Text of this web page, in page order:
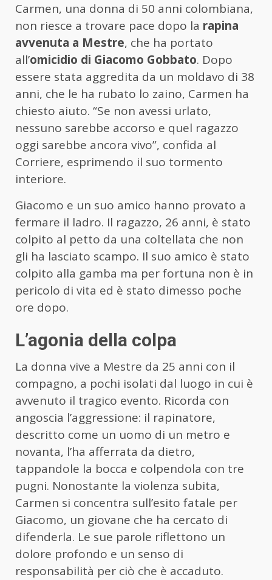
Carmen, una donna di 50 anni colombiana,
non riesce a trovare pace dopo la rapina
avvenuta a Mestre, che ha portato
all’omicidio di Giacomo Gobbato. Dopo
essere stata aggredita da un moldavo di 38
anni, che le ha rubato lo zaino, Carmen ha
chiesto aiuto. “Se non avessi urlato,
nessuno sarebbe accorso e quel ragazzo
oggi sarebbe ancora vivo”, confida al
Corriere, esprimendo il suo tormento
interiore.
Giacomo e un suo amico hanno provato a
fermare il ladro. Il ragazzo, 26 anni, è stato
colpito al petto da una coltellata che non
gli ha lasciato scampo. Il suo amico è stato
colpito alla gamba ma per fortuna non è in
pericolo di vita ed è stato dimesso poche
ore dopo.
L’agonia della colpa
La donna vive a Mestre da 25 anni con il
compagno, a pochi isolati dal luogo in cui è
avvenuto il tragico evento. Ricorda con
angoscia l’aggressione: il rapinatore,
descritto come un uomo di un metro e
novanta, l’ha afferrata da dietro,
tappandole la bocca e colpendola con tre
pugni. Nonostante la violenza subita,
Carmen si concentra sull’esito fatale per
Giacomo, un giovane che ha cercato di
difenderla. Le sue parole riflettono un
dolore profondo e un senso di
responsabilità per ciò che è accaduto.